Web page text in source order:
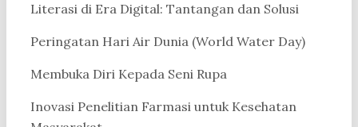
Literasi di Era Digital: Tantangan dan Solusi
Peringatan Hari Air Dunia (World Water Day)
Membuka Diri Kepada Seni Rupa
Inovasi Penelitian Farmasi untuk Kesehatan